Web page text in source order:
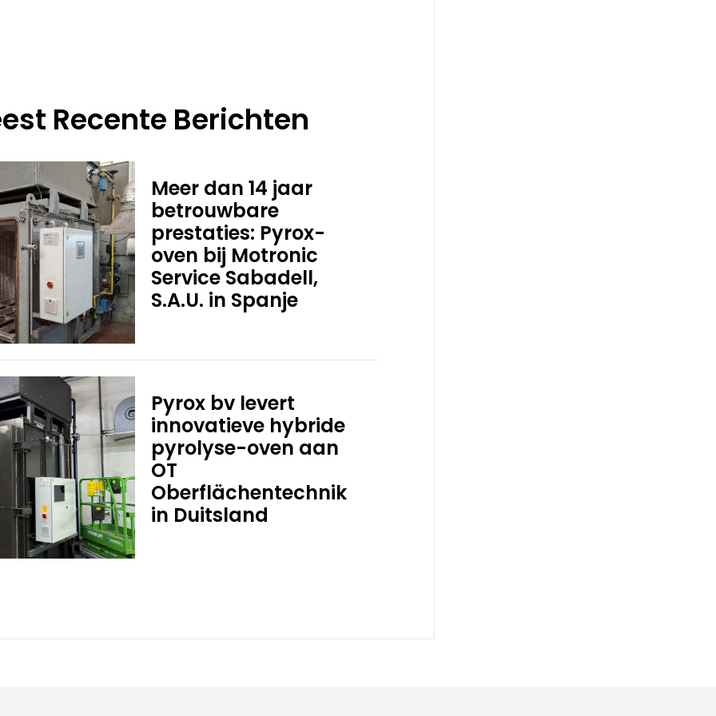
Recente Berichten
Meer dan 14 jaar
betrouwbare
prestaties: Pyrox-
oven bij Motronic
Service Sabadell,
S.A.U. in Spanje
Pyrox bv levert
innovatieve hybride
pyrolyse-oven aan
OT
Oberflächentechnik
in Duitsland